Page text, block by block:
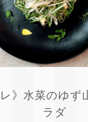
レ》水菜のゆず
ラダ